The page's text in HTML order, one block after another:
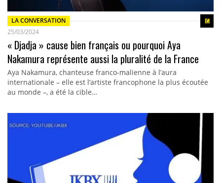
LA CONVERSATION
25/03/2024
« Djadja » cause bien français ou pourquoi Aya
Nakamura représente aussi la pluralité de la France
Aya Nakamura, chanteuse franco-malienne à l’aura
internationale – elle est l’artiste francophone la plus écoutée
au monde –, a été la cible…